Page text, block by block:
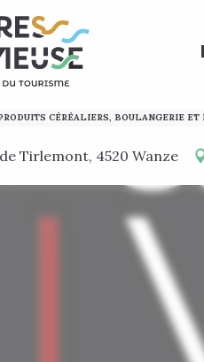
Avis aux amateurs !
CÉRÉALIERS, BOULANGERIE ET
de Tirlemont, 4520 Wanze